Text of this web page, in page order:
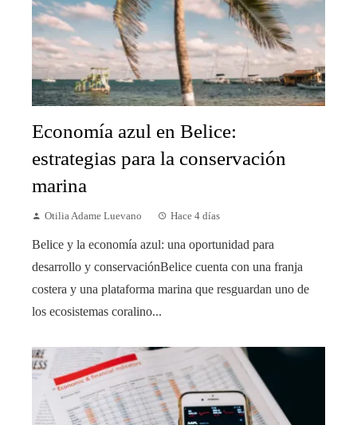
Economía azul en Belice:
estrategias para la conservación
marina
Otilia Adame Luevano Hace 4 días
Belice y la economía azul: una oportunidad para
desarrollo y conservaciónBelice cuenta con una franja
costera y una plataforma marina que resguardan uno de
los ecosistemas coralino...